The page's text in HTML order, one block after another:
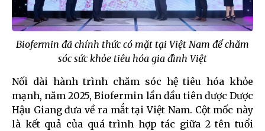
Biofermin đã chính thức có mặt tại Việt Nam để chăm
sóc sức khỏe tiêu hóa gia đình Việt
Nối dài hành trình chăm sóc hệ tiêu hóa khỏe
mạnh, năm 2025, Biofermin lần đầu tiên được Dược
Hậu Giang đưa về ra mắt tại Việt Nam. Cột mốc này
là kết quả của quá trình hợp tác giữa 2 tên tuổi